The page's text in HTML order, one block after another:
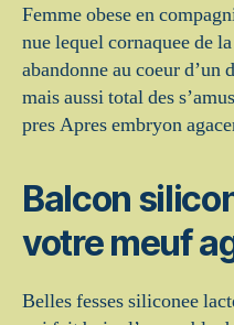
Femme obese en
nue lequel cornaquee de
abandonne au coeur d’un
mais aussi total des
pres Apres embryon
Balcon
votre meuf
Belles fesses siliconee